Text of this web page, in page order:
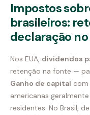
Impostos
brasileiros:
declaração no
Nos EUA, dividendos
retenção na fonte —
Ganho de capital com
americanas geralmente
residentes. No Brasil,